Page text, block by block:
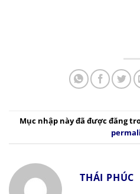
Mục nhập này đã được đăng
THÁI PHÚC